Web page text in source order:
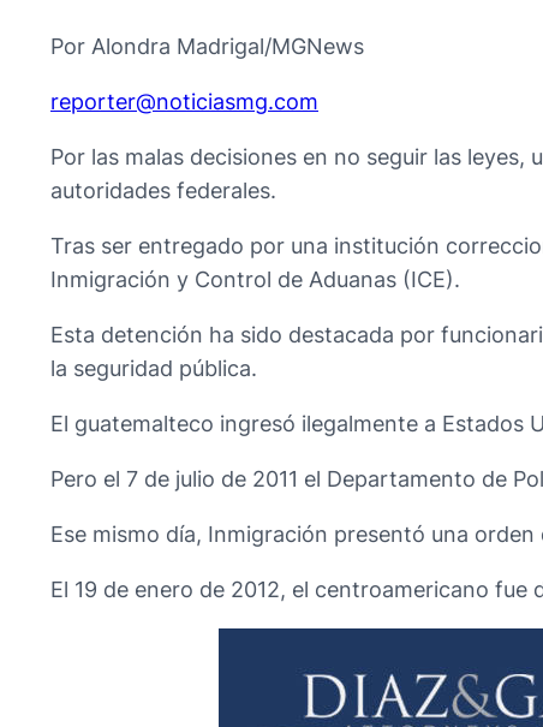
Por Alondra Madrigal/MGNews
moc.gmsaiciton
@retroper
Por las malas decisiones en no seguir las
autoridades federales.
Tras ser entregado por una institución
Inmigración y Control de Aduanas (ICE).
Esta detención ha sido destacada por
la seguridad pública.
El guatemalteco ingresó ilegalmente a
Pero el 7 de julio de 2011 el Departamento de
Ese mismo día, Inmigración presentó una
El 19 de enero de 2012, el centroamericano